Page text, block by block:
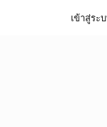
เข้าสู่ระ